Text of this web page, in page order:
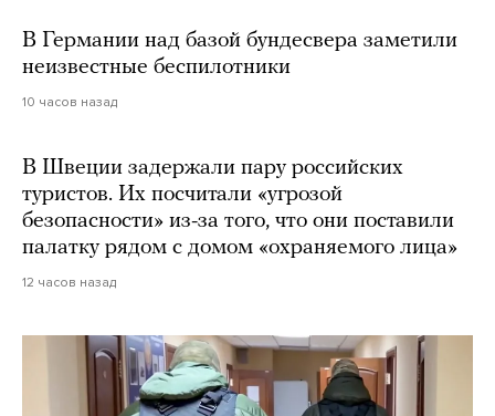
В Германии над базой бундесвера заметили
неизвестные беспилотники
10 часов назад
В Швеции задержали пару российских
туристов. Их посчитали «угрозой
безопасности» из-за того, что они поставили
палатку рядом с домом «охраняемого лица»
12 часов назад